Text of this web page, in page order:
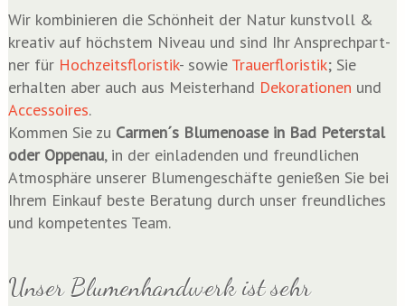
Wir kom­bi­nie­ren die Schön­heit der Natur kunst­voll &
krea­tiv auf höchs­tem Niveau und sind Ihr Ansprech­part­
ner für Hoch­zeits­flo­ris­tik- sowie Trau­er­flo­ris­tik; Sie
erhal­ten aber auch aus Meis­ter­hand Deko­ra­tio­nen und
Acces­soires.
Kom­men Sie zu Carmen´s Blu­men­oa­se in Bad Peter­s­tal
oder Oppen­au, in der ein­la­den­den und freund­li­chen
Atmo­sphä­re unse­rer Blu­men­ge­schäf­te genie­ßen Sie bei
Ihrem Ein­kauf bes­te Bera­tung durch unser freund­li­ches
und kom­pe­ten­tes Team.
Unser Blumenhandwerk ist sehr